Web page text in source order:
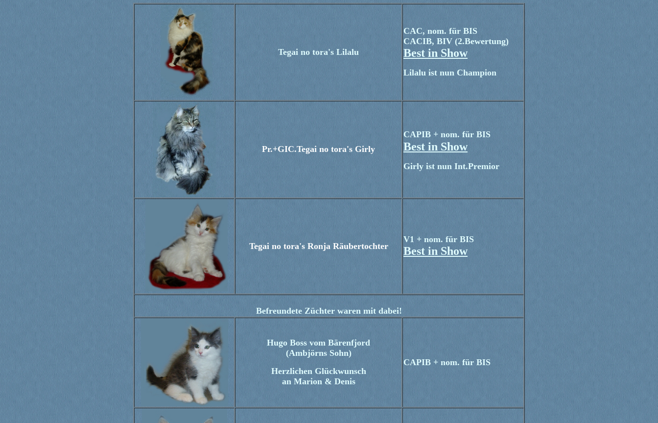
Tegai no tora's Lilalu
CAC, nom. für BIS
CACIB, BIV (2.Bewertung)
Best in Show
Lilalu ist nun Champion
Pr.+GIC.Tegai no tora's Girly
CAPIB + nom. für BIS
Best in Show
Girly ist nun Int.Premior
Tegai no tora's Ronja Räubertochter
V1 + nom. für BIS
Best in Show
Befreundete Züchter waren mit dabei!
Hugo Boss vom Bärenfjord
(Ambjörns Sohn)
Herzlichen Glückwunsch
an Marion & Denis
CAPIB + nom. für BIS